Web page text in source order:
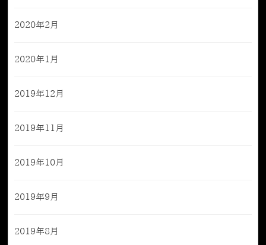
2020年2月
2020年1月
2019年12月
2019年11月
2019年10月
2019年9月
2019年8月